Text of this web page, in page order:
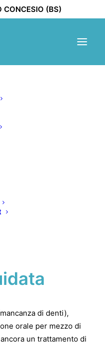
CONCESIO (BS)
di denti),
orale per mezzo di
un trattamento di